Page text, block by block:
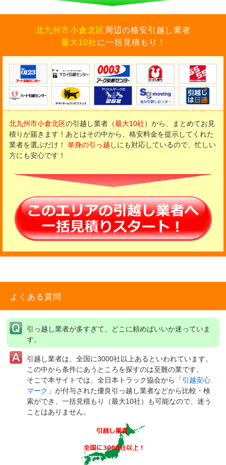
北九州市小倉北区 周辺の格安引越し業者
最大10社 に一括見積もり！
北九州市小倉北区の引越し業者（最大10社）から、まとめてお見
積りが届きます！ あとはその中から、格安料金を提示してくれた
業者を選ぶだけ！
単身の引っ越しにも対応しているので、忙しい
方にも安心です！
よくある質問
引っ越し業者が多すぎて、どこに頼めばいいか迷っていま
す。
引越し業者は、全国に3000社以上あるといわれています。
この中から条件にあうところを探すのは至難の業です。
そこで本サイトでは、全日本トラック協会から「引越安心
マーク 」が付与された優良引っ越し業者などから比較・検
索ができ、一括見積もり（最大10社）も可能なので、迷う
ことはありません。